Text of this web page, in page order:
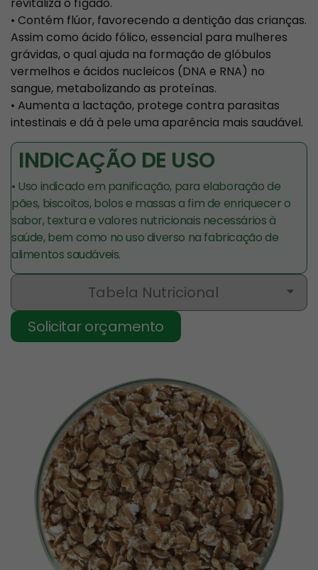
revitaliza o fígado.
• Contém flúor, favorecendo a dentição das crianças.
Assim como ácido fólico, essencial para mulheres
grávidas, o qual ajuda na formação de glóbulos
vermelhos e ácidos nucleicos (DNA e RNA) no
sangue, metabolizando as proteínas.
• Aumenta a lactação, protege contra parasitas
intestinais e dá à pele uma aparência mais saudável.
INDICAÇÃO DE USO
• Uso indicado em panificação, para elaboração de
pães, biscoitos, bolos e massas a fim de enriquecer o
sabor, textura e valores nutricionais necessários à
saúde, bem como no uso diverso na fabricação de
alimentos saudáveis.
Tabela Nutricional
Solicitar orçamento